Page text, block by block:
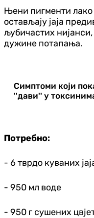
Њени пигменти лако
остављају јаја
љубичастих
дужине потапања.
Симптоми који
''дави'' у
Потребно:
- 6 тврдо куваних
- 950 мл воде
- 950 г сушених